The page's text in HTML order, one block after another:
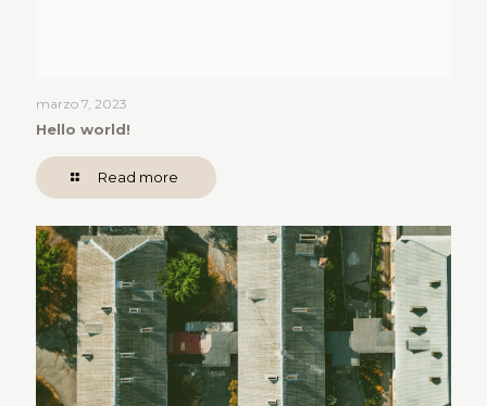
marzo 7, 2023
Hello world!
Read more